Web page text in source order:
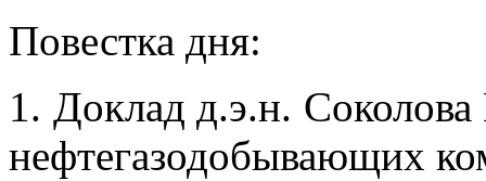
Повестка дня:
1. Доклад д.э.н.
нефтегазодобывающих